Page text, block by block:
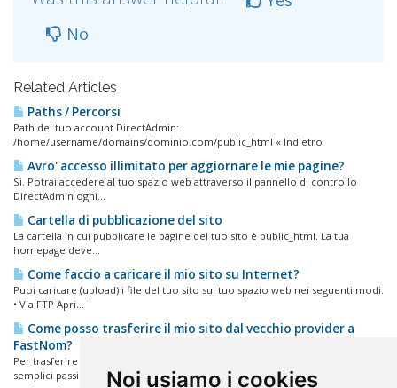
Noi usiamo i cookies
No
Related Articles
Paths / Percorsi
Path del tuo account DirectAdmin:
/home/username/domains/dominio.com/public_html « Indietro
Avro' accesso illimitato per aggiornare le mie pagine?
Sì. Potrai accedere al tuo spazio web attraverso il pannello di controllo
DirectAdmin ogni...
Cartella di pubblicazione del sito
La cartella in cui pubblicare le pagine del tuo sito è public_html. La tua
homepage deve...
Come faccio a caricare il mio sito su Internet?
Puoi caricare (upload) i file del tuo sito sul tuo spazio web nei seguenti modi:
• Via FTP Apri...
Come posso trasferire il mio sito dal vecchio provider a
FastNom?
Per trasferire in sicurezza il tuo sito, senza perdita di dati, segui questi
semplici passi:...